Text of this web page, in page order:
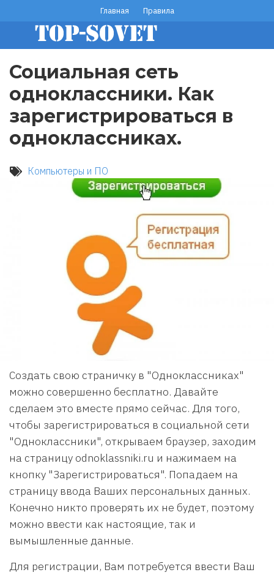
основному
содержанию
footer
menu
Главная Правила
Социальная сеть
одноклассники. Как
зарегистрироваться в
одноклассниках.
Компьютеры и ПО
Создать свою страничку в "Одноклассниках"
можно совершенно бесплатно. Давайте
сделаем это вместе прямо сейчас. Для того,
чтобы зарегистрироваться в социальной сети
"Одноклассники", открываем браузер, заходим
на страницу odnoklassniki.ru и нажимаем на
кнопку "Зарегистрироваться". Попадаем на
страницу ввода Ваших персональных данных.
Конечно никто проверять их не будет, поэтому
можно ввести как настоящие, так и
вымышленные данные.
Для регистрации, Вам потребуется ввести Ваш